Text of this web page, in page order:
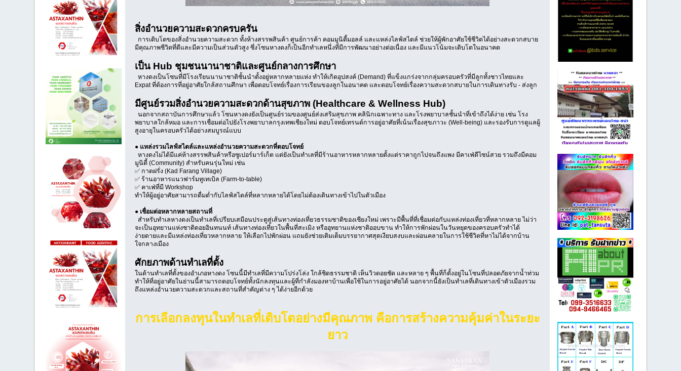
สิ่งอำนวยความสะดวกครบครัน
การเติบโตของสิ่งอำนวยความสะดวก ทั้งห้างสรรพสินค้า ศูนย์การค้า คอมมูนิตี้มอลล์ และแหล่งไลฟ์สไตล์ ช่วยให้ผู้พักอาศัยใช้ชีวิตได้อย่างสะดวกสบาย
มีคุณภาพชีวิตที่ดีและมีความเป็นส่วนตัวสูง ซึ่งโซนหางดงก็เป็นอีกทำเลหนึ่งที่มีการพัฒนาอย่างต่อเนื่อง และมีแนวโน้มจะเติบโตในอนาคต
เป็น Hub ชุมชนนานาชาติและศูนย์กลางการศึกษา
หางดงเป็นโซนที่มีโรงเรียนนานาชาติชั้นนำตั้งอยู่หลากหลายแห่ง ทำให้เกิดอุปสงค์ (Demand) ที่แข็งแกร่งจากกลุ่มครอบครัวที่มีลูกทั้งชาวไทยและ
Expat ที่ต้องการที่อยู่อาศัยใกล้สถานศึกษา เพื่อตอบโจทย์เรื่องการเรียนของลูกในอนาคต และตอบโจทย์เรื่องความสะดวกสบายในการเดินทางรับ - ส่งลูก
มีศูนย์รวมสิ่งอำนวยความสะดวกด้านสุขภาพ (Healthcare & Wellness Hub)
นอกจากสถาบันการศึกษาแล้ว โซนหางดงยังเป็นศูนย์รวมของศูนย์ส่งเสริมสุขภาพ คลินิกเฉพาะทาง และโรงพยาบาลชั้นนำที่เข้าถึงได้ง่าย เช่น โรง
พยาบาลใกล้หมอ และการเชื่อมต่อไปยังโรงพยาบาลกรุงเทพเชียงใหม่ ตอบโจทย์เทรนด์การอยู่อาศัยที่เน้นเรื่องสุขภาวะ (Well-being) และรองรับการดูแลผู้
สูงอายุในครอบครัวได้อย่างสมบูรณ์แบบ
● แหล่งรวมไลฟ์สไตล์และแหล่งอำนวยความสะดวกที่ตอบโจทย์
หางดงไม่ได้มีแค่ห้างสรรพสินค้าหรือซูเปอร์มาร์เก็ต แต่ยังเป็นทำเลที่มีร้านอาหารหลากหลายตั้งแต่ราคาถูกไปจนถึงแพง มีคาเฟ่ดีไซน์สวย รวมถึงมีคอม
มูนิตี้ (Community) สำหรับคนรุ่นใหม่ เช่น
✅ กาดฝรั่ง (Kad Farang Village)
✅ ร้านอาหารแนวฟาร์มทูเทเบิล (Farm-to-table)
✅ คาเฟ่ที่มี Workshop
ทำให้ผู้อยู่อาศัยสามารถดื่มด่ำกับไลฟ์สไตล์ที่หลากหลายได้โดยไม่ต้องเดินทางเข้าไปในตัวเมือง
● เชื่อมต่อหลากหลายสถานที่
สำหรับทำเลหางดงเป็นทำเลที่เปรียบเสมือนประตูสู่เส้นทางท่องเที่ยวธรรมชาติของเชียงใหม่ เพราะมีพื้นที่ที่เชื่อมต่อกับแหล่งท่องเที่ยวที่หลากหลาย ไม่ว่า
จะเป็นอุทยานแห่งชาติดอยอินทนนท์ เส้นทางท่องเที่ยวในพื้นที่สะเมิง หรืออุทยานแห่งชาติออบขาน ทำให้การพักผ่อนในวันหยุดของครอบครัวทำได้
ง่ายดายและมีแหล่งท่องเที่ยวหลากหลาย ให้เลือกไปพักผ่อน แถมยังช่วยเติมเต็มบรรยากาศสุดเงียบสงบและผ่อนคลายในการใช้ชีวิตที่หาไม่ได้จากบ้าน
ใจกลางเมือง
ศักยภาพด้านทำเลที่ตั้ง
ในด้านทำเลที่ตั้งของอำเภอหางดง โซนนี้มีทำเลที่มีความโปร่งโล่ง ใกล้ชิดธรรมชาติ เห็นวิวดอยชัด และหลาย ๆ พื้นที่ก็ตั้งอยู่ในโซนที่ปลอดภัยจากน้ำท่วม
ทำให้ที่อยู่อาศัยในย่านนี้สามารถตอบโจทย์ทั้งนักลงทุนและผู้ที่กำลังมองหาบ้านเพื่อใช้ในการอยู่อาศัยได้ นอกจากนี้ยังเป็นทำเลที่เดินทางเข้าตัวเมืองรวม
ถึงแหล่งอำนวยความสะดวกและสถานที่สำคัญต่าง ๆ ได้ง่ายอีกด้วย
การเลือกลงทุนในทำเลที่เติบโตอย่างมีคุณภาพ คือการสร้างความคุ้มค่าในระยะ
ยาว